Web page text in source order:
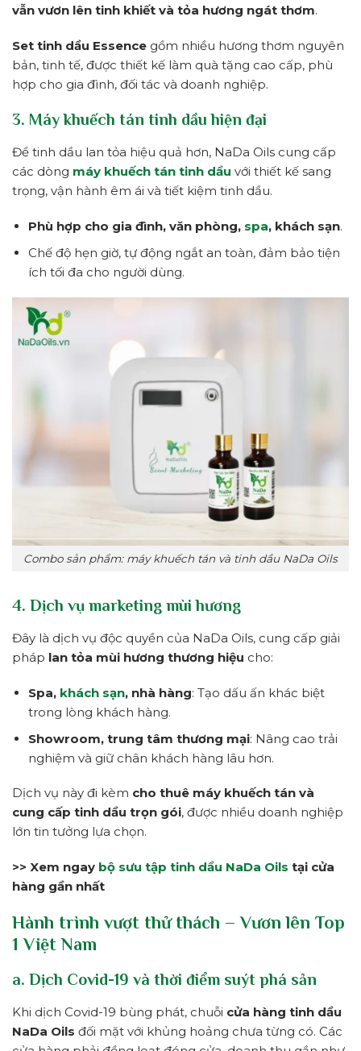
vẫn vươn lên tinh khiết và tỏa hương ngát thơm.
Set tinh dầu Essence gồm nhiều hương thơm nguyên
bản, tinh tế, được thiết kế làm quà tặng cao cấp, phù
hợp cho gia đình, đối tác và doanh nghiệp.
3. Máy khuếch tán tinh dầu hiện đại
Để tinh dầu lan tỏa hiệu quả hơn, NaDa Oils cung cấp
các dòng máy khuếch tán tinh dầu với thiết kế sang
trọng, vận hành êm ái và tiết kiệm tinh dầu.
Phù hợp cho gia đình, văn phòng, spa, khách sạn.
Chế độ hẹn giờ, tự động ngắt an toàn, đảm bảo tiện
ích tối đa cho người dùng.
Combo sản phẩm: máy khuếch tán và tinh dầu NaDa Oils
4. Dịch vụ marketing mùi hương
Đây là dịch vụ độc quyền của NaDa Oils, cung cấp giải
pháp lan tỏa mùi hương thương hiệu cho:
Spa, khách sạn, nhà hàng: Tạo dấu ấn khác biệt
trong lòng khách hàng.
Showroom, trung tâm thương mại: Nâng cao trải
nghiệm và giữ chân khách hàng lâu hơn.
Dịch vụ này đi kèm cho thuê máy khuếch tán và
cung cấp tinh dầu trọn gói, được nhiều doanh nghiệp
lớn tin tưởng lựa chọn.
>> Xem ngay bộ sưu tập tinh dầu NaDa Oils tại cửa
hàng gần nhất
Hành trình vượt thử thách – Vươn lên Top
1 Việt Nam
a. Dịch Covid-19 và thời điểm suýt phá sản
Khi dịch Covid-19 bùng phát, chuỗi cửa hàng tinh dầu
NaDa Oils đối mặt với khủng hoảng chưa từng có. Các